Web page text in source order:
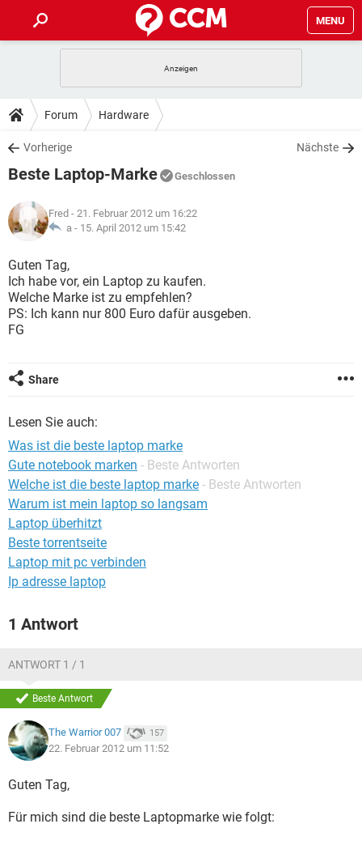
MENU
ANDROID
WINDOWS 10
WHATSAPP TIKTOK
FACEBOOK
TIPPS & TRICKS
SPIELE
WHATSAPP TIKTOK
DOWNLOADS
SPIELE STREAMING
ANDROID
WINDOWS 10
WHATSAPP
FACEBOOK HARDWARE
SPIELE STREAMING
WINDOWS 10
WHATSAPP
FACEBOOK
LEXIKON
SPIELE
ANDROID IOS
WINDOWS 10 INSTAGRAM
FACEBOOK
Forum Hardware
Vorherige Nächste
Beste Laptop-Marke Geschlossen
Fred - 21. Februar 2012 um 16:22
a - 15. April 2012 um 15:42
Guten Tag,
Ich habe vor, ein Laptop zu kaufen.
Welche Marke ist zu empfehlen?
PS: Ich kann nur 800 Euro dafür ausgeben.
FG
Share
Lesen Sie auch:
Was ist die beste laptop marke
Gute notebook marken - Beste Antworten
Welche ist die beste laptop marke - Beste Antworten
Warum ist mein laptop so langsam
Laptop überhitzt
Beste torrentseite
Laptop mit pc verbinden
Ip adresse laptop
1 Antwort
ANTWORT 1 / 1
Beste Antwort
The Warrior 007 157
22. Februar 2012 um 11:52
Guten Tag,
Für mich sind die beste Laptopmarke wie folgt: